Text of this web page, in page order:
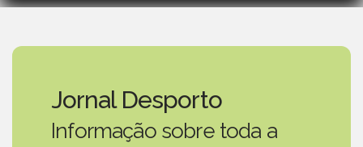
Jornal Desporto
Informação sobre toda a